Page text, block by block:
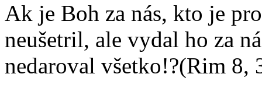
Ak je Boh za nás, kto je
neušetril, ale vydal ho za
nedaroval všetko!?(Rim 8,